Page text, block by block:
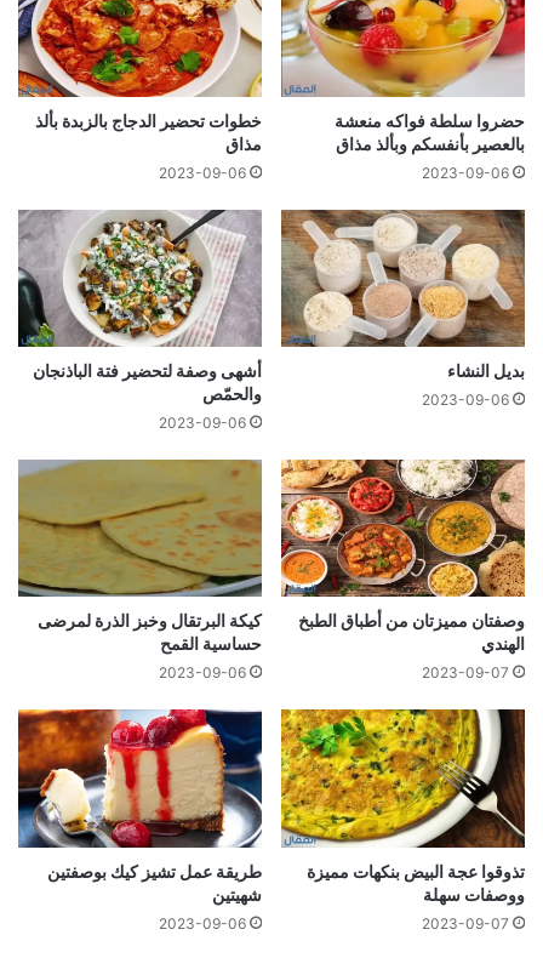
حضروا سلطة فواكه منعشة
بالعصير بأنفسكم وبألذ مذاق
2023-09-06
خطوات تحضير الدجاج بالزبدة بألذ
مذاق
2023-09-06
بدیل النشاء
2023-09-06
أشهى وصفة لتحضير فتة الباذنجان
والحمّص
2023-09-06
وصفتان مميزتان من أطباق الطبخ
الهندي
2023-09-07
كيكة البرتقال وخبز الذرة لمرضى
حساسية القمح
2023-09-06
تذوقوا عجة البيض بنكهات مميزة
ووصفات سهلة
2023-09-07
طريقة عمل تشيز كيك بوصفتين
شهيتين
2023-09-06